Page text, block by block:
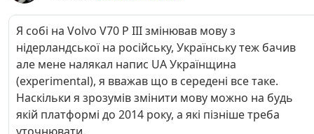
Я собі на Volvo V70 P III змінював мову з
нідерландської на російську, Українську теж бачив
але мене налякал напис UA Українщина
(experimental), я вважав що в середені все таке.
Наскільки я зрозумів змінити мову можно на будь
якій платформі до 2014 року, а які пізніше треба